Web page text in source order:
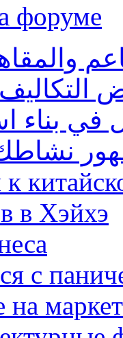
форуме
بناء
в Хэйхэ
с